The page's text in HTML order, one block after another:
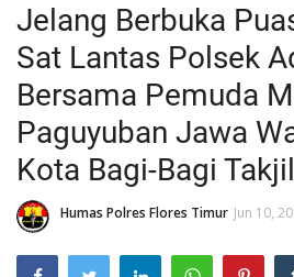
Beranda
Terms & Conditions
Binkam
Reskrim
Lantas
Mitra Polisi
Jurnal Kamtibmas
Jelang Berbuka
Sat Lantas Polsek
Bersama Pemuda
Paguyuban Jawa
Kota Bagi-Bagi Takjil
Humas Polres Flores Timur Jun 10,